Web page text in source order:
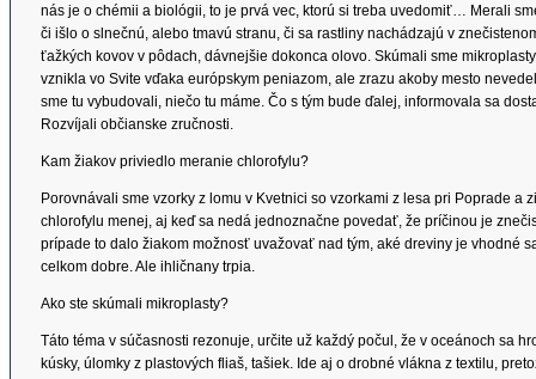
nás je o chémii a biológii, to je prvá vec, ktorú si treba uvedomiť… Merali
či išlo o slnečnú, alebo tmavú stranu, či sa rastliny nachádzajú v
ťažkých kovov v pôdach, dávnejšie dokonca olovo. Skúmali sme
vznikla vo Svite vďaka európskym peniazom, ale zrazu akoby mesto
sme tu vybudovali, niečo tu máme. Čo s tým bude ďalej, informovala sa
Rozvíjali občianske zručnosti.
Kam žiakov priviedlo meranie chlorofylu?
Porovnávali sme vzorky z lomu v Kvetnici so vzorkami z lesa pri Poprade a
chlorofylu menej, aj keď sa nedá jednoznačne povedať, že príčinou je
prípade to dalo žiakom možnosť uvažovať nad tým, aké dreviny je vhodné
celkom dobre. Ale ihličnany trpia.
Ako ste skúmali mikroplasty?
Táto téma v súčasnosti rezonuje, určite už každý počul, že v oceánoch sa
kúsky, úlomky z plastových fliaš, tašiek. Ide aj o drobné vlákna z textilu,